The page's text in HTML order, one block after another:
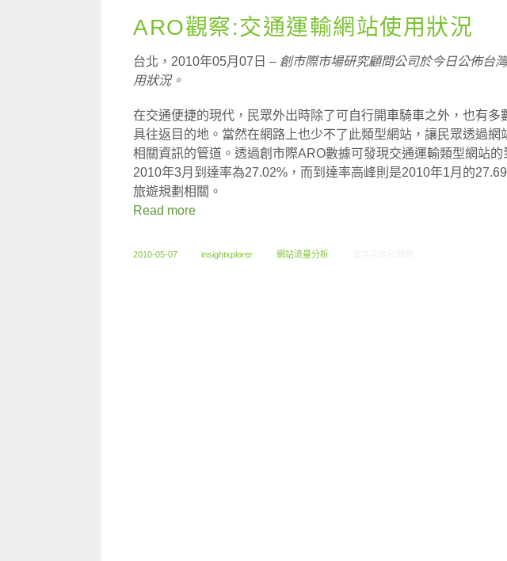
ARO觀察:交通運輸網站使用狀況
台北，2010年05月07日 – 創市際市場研究顧問公司於今日公佈台
用狀況。
在交通便捷的現代，民眾外出時除了可自行開車騎車之外，也有多
具往返目的地。當然在網路上也少不了此類型網站，讓民眾透過網
相關資訊的管道。透過創市際ARO數據可發現交通運輸類型網站的
2010年3月到達率為27.02%，而到達率高峰則是2010年1月的
旅遊規劃相關。
Read more
2010-05-07 insightxplorer 網站流量分析